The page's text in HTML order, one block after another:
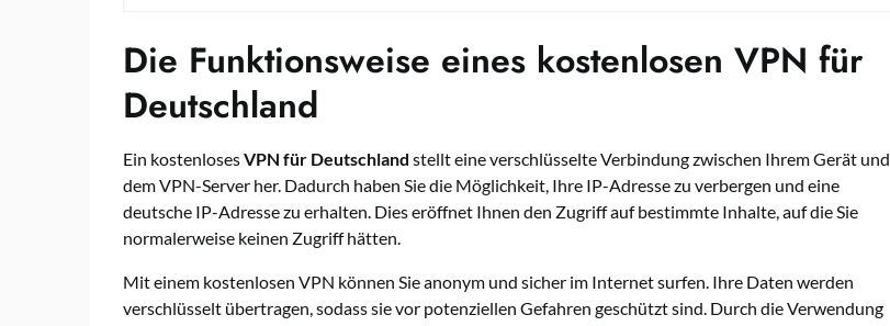
Die Funktionsweise eines kostenlosen VPN für
Deutschland
Ein kostenlosesVPN für Deutschland stellt eine verschlüsselte Verbindung zwischen Ihrem Gerät und
dem VPN-Server her. Dadurch haben Sie die Möglichkeit, Ihre IP-Adresse zu verbergen und eine
deutsche IP-Adresse zu erhalten. Dies eröffnet Ihnen den Zugriff auf bestimmte Inhalte, auf die Sie
normalerweise keinen Zugriff hätten.
Mit einem kostenlosen VPN können Sie anonym und sicher im Internet surfen. Ihre Daten werden
verschlüsselt übertragen, sodass sie vor potenziellen Gefahren geschützt sind. Durch die Verwendung